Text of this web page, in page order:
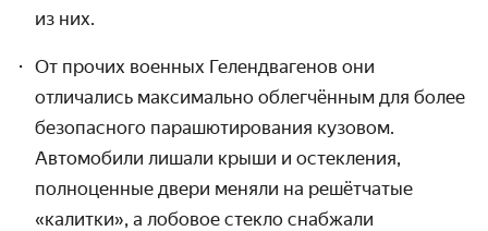
из них.
От прочих военных Гелендвагенов они
отличались максимально облегчённым для более
безопасного парашютирования кузовом.
Автомобили лишали крыши и остекления,
полноценные двери меняли на решётчатые
«калитки», а лобовое стекло снабжали